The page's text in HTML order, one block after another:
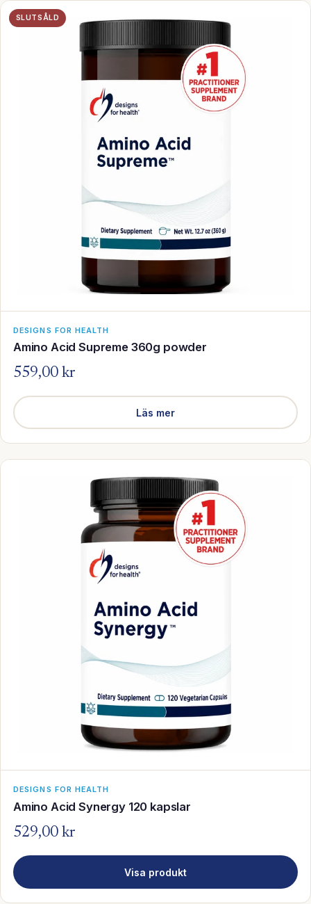
SLUTSÅLD
DESIGNS FOR HEALTH
Amino Acid Supreme 360g powder
559,00 kr
Läs mer
DESIGNS FOR HEALTH
Amino Acid Synergy 120 kapslar
529,00 kr
Visa produkt